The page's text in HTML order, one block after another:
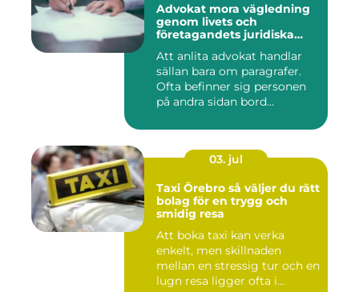
Advokat mora vägledning
genom livets och
företagandets juridiska
Att anlita advokat handlar
sällan bara om paragrafer.
Ofta befinner sig personen
på andra sidan bord...
03. jul
Taxi Örebro så väljer du rätt
bolag för en trygg och
smidig resa
Att boka taxi kan verka
enkelt, men skillnaden
mellan en stressig tur och en
lugn resa ligger ofta i...